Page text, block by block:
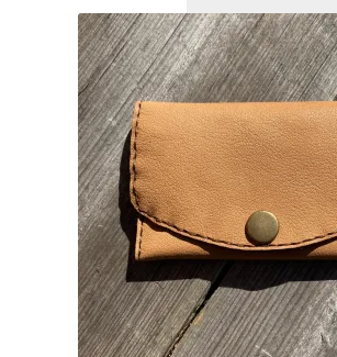
till
kr 595